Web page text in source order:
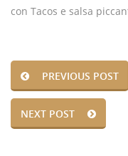
con Tacos e salsa
PREVIOUS POST
NEXT POST